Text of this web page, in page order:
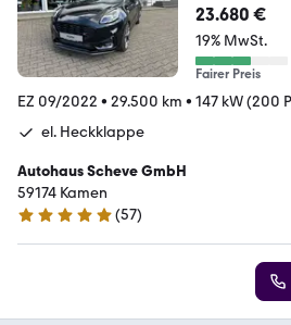
23.680 €
19% MwSt.
Fairer Preis
EZ 09/2022 • 29.500 km • 147 kW (200
el. Heckklappe
Autohaus Scheve GmbH
59174 Kamen
5 Sterne
(57)